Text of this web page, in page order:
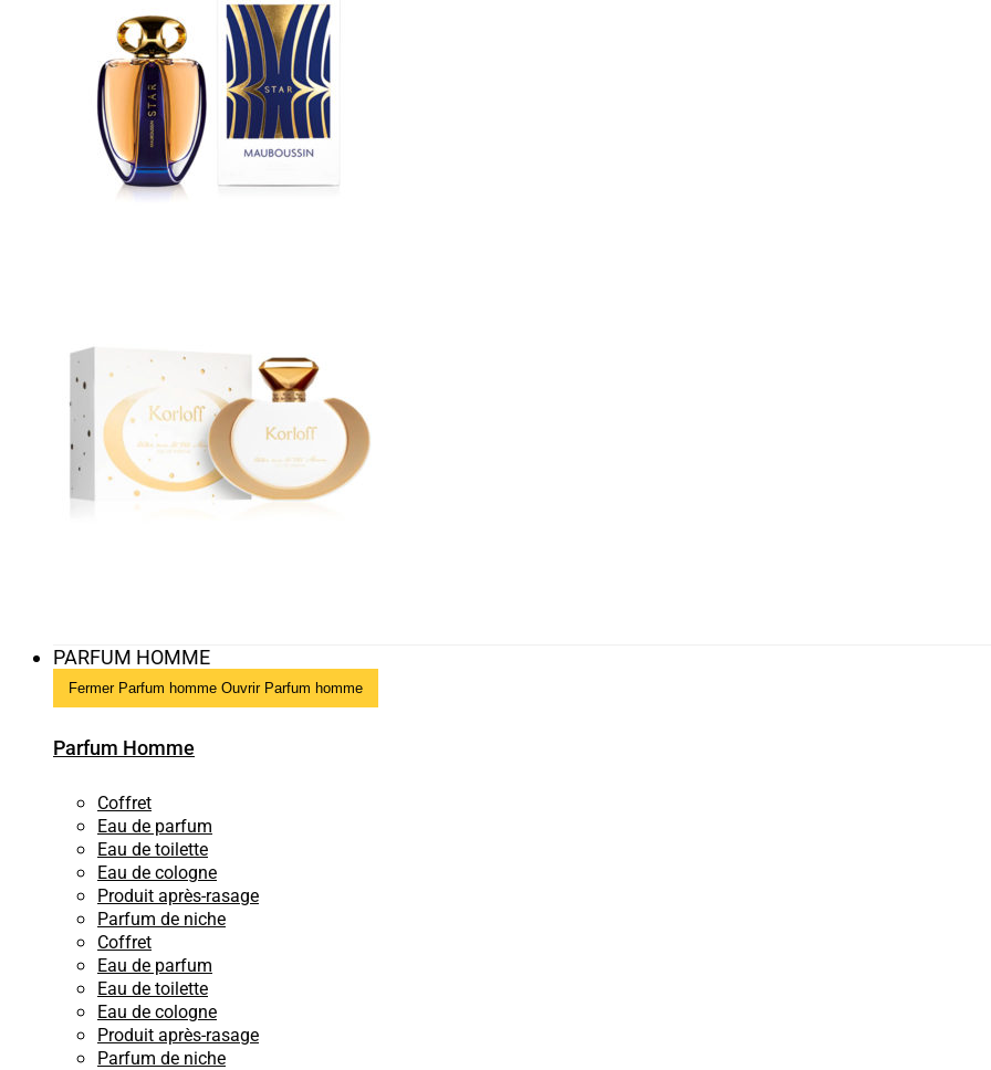
PARFUM HOMME
Fermer Parfum homme Ouvrir Parfum homme
Parfum Homme
Coffret
Eau de parfum
Eau de toilette
Eau de cologne
Produit après-rasage
Parfum de niche
Coffret
Eau de parfum
Eau de toilette
Eau de cologne
Produit après-rasage
Parfum de niche